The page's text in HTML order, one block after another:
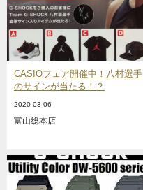
CASIOフェア開催中！八村選手
のサインが当たる！？
2020-03-06
富山総本店